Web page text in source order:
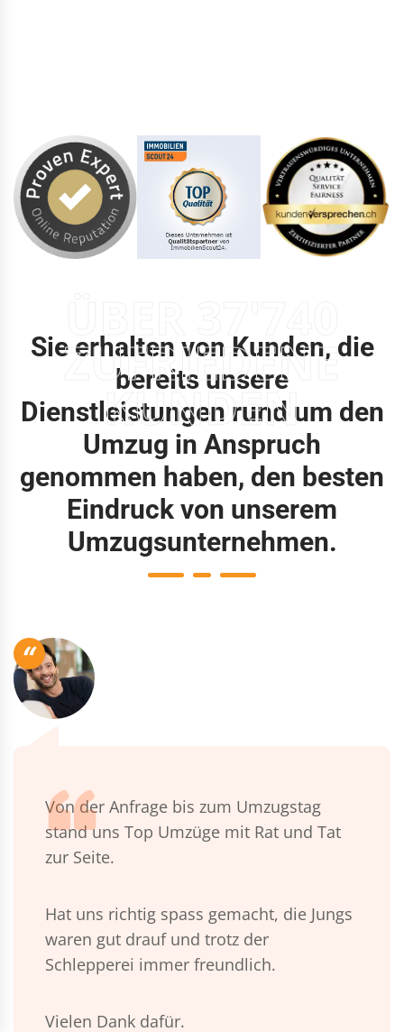
ZUFRIEDENE
KUNDEN
Sie erhalten von Kunden, die
bereits unsere
Dienstleistungen rund um den
Umzug in Anspruch
genommen haben, den besten
Eindruck von unserem
Umzugsunternehmen.
“
Von der Anfrage bis zum Umzugstag
stand uns Top Umzüge mit Rat und Tat
zur Seite.
Hat uns richtig spass gemacht, die Jungs
waren gut drauf und trotz der
Schlepperei immer freundlich.
Vielen Dank dafür.